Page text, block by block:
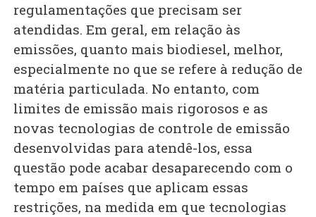
regulamentações que precisam ser
atendidas. Em geral, em relação às
emissões, quanto mais biodiesel, melhor,
especialmente no que se refere à redução de
matéria particulada. No entanto, com
limites de emissão mais rigorosos e as
novas tecnologias de controle de emissão
desenvolvidas para atendê-los, essa
questão pode acabar desaparecendo com o
tempo em países que aplicam essas
restrições, na medida em que tecnologias